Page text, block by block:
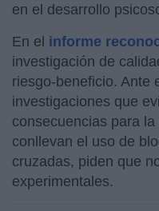
en el desarrollo
En el informe
investigación de
riesgo-beneficio. Ante
investigaciones que
consecuencias para
conllevan el uso de
cruzadas, piden que
experimentales.